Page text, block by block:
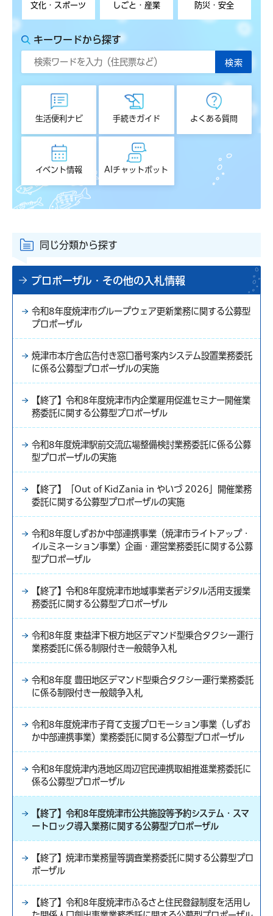
文化・スポーツ しごと・産業 防災・安全
キーワードから探す
生活便利ナビ 手続きガイド よくある質問
イベント情報 AIチャットボット
同じ分類から探す
プロポーザル・その他の入札情報
令和8年度焼津市グループウェア更新業務に関する公募型
プロポーザル
焼津市本庁舎広告付き窓口番号案内システム設置業務委託
に係る公募型プロポーザルの実施
【終了】令和8年度焼津市内企業雇用促進セミナー開催業
務委託に関する公募型プロポーザル
令和8年度焼津駅前交流広場整備検討業務委託に係る公募
型プロポーザルの実施
【終了】「Out of KidZania in やいづ 2026」開催業務
委託に関する公募型プロポーザルの実施
令和8年度しずおか中部連携事業（焼津市ライトアップ・
イルミネーション事業）企画・運営業務委託に関する公募
型プロポーザル
【終了】令和8年度焼津市地域事業者デジタル活用支援業
務委託に関する公募型プロポーザル
令和8年度 東益津下根方地区デマンド型乗合タクシー運行
業務委託に係る制限付き一般競争入札
令和8年度 豊田地区デマンド型乗合タクシー運行業務委託
に係る制限付き一般競争入札
令和8年度焼津市子育て支援プロモーション事業（しずお
か中部連携事業）業務委託に関する公募型プロポーザル
令和8年度焼津内港地区周辺官民連携取組推進業務委託に
係る公募型プロポーザル
【終了】令和8年度焼津市公共施設等予約システム・スマ
ートロック導入業務に関する公募型プロポーザル
【終了】焼津市業務量等調査業務委託に関する公募型プロ
ポーザル
【終了】令和8年度焼津市ふるさと住民登録制度を活用し